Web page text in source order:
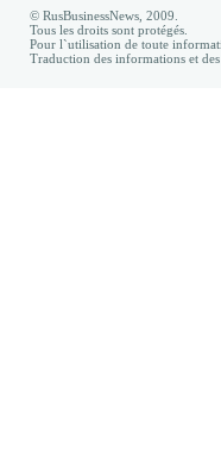
© RusBusinessNews, 2009.
Tous les droits sont protégés.
Pour l`utilisation de toute
Traduction des informations et